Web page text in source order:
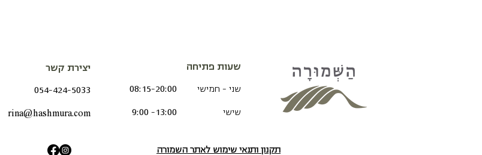
יצירת קשר
054-424-5033
rina@hashmura.com
שעות פתיחה
08:15-20:00 שני - חמישי
9:00 -13:00 שישי
תקנון ותנאי שימוש לאתר השמורה